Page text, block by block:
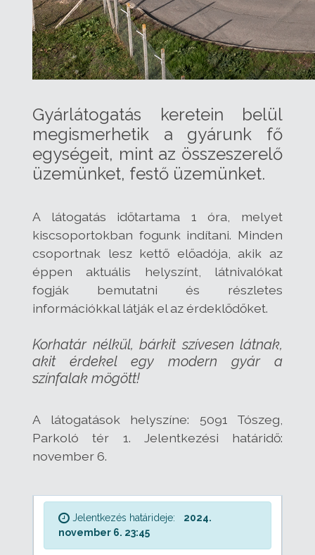
Gyárlátogatás keretein belül
megismerhetik a gyárunk fő
egységeit, mint az összeszerelő
üzemünket, festő üzemünket.
A látogatás időtartama 1 óra, melyet
kiscsoportokban fogunk indítani. Minden
csoportnak lesz kettő előadója, akik az
éppen aktuális helyszínt, látnivalókat
fogják bemutatni és részletes
információkkal látják el az érdeklődőket.
Korhatár nélkül, bárkit szívesen látnak,
akit érdekel egy modern gyár a
színfalak mögött!
A látogatások helyszíne: 5091 Tószeg,
Parkoló tér 1. Jelentkezési határidő:
november 6.
Jelentkezés határideje:
2024.
november 6. 23:45